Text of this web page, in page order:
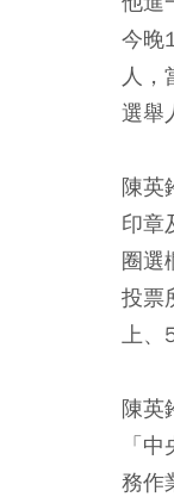
今晚
人
選舉
陳英
印章
圈選
投票
上
陳英
「
務作